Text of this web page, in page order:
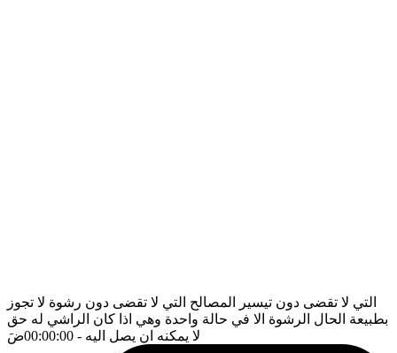
التي لا تقضى دون تيسير المصالح التي لا تقضى دون رشوة لا تجوز
بطبيعة الحال الرشوة الا في حالة واحدة وهي اذا كان الراشي له حق
لا يمكنه ان يصل اليه - 00:00:00 ضَ